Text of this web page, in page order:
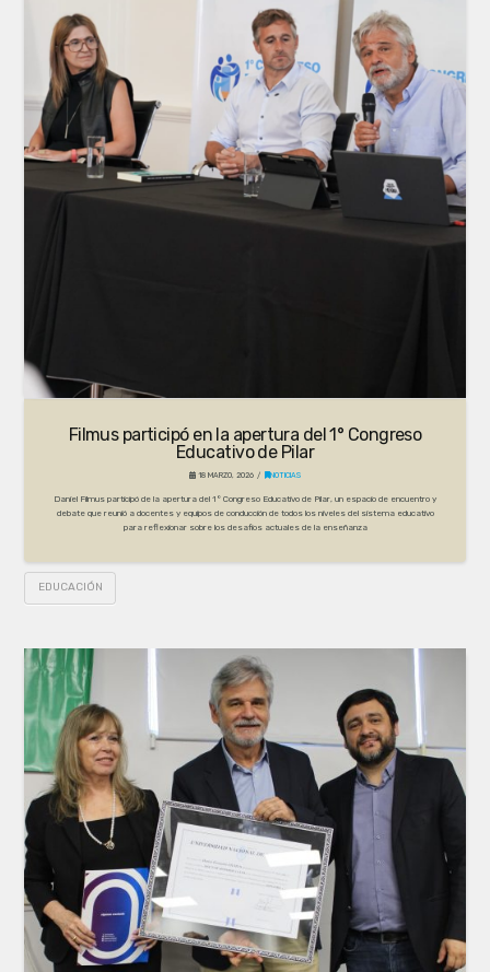
Filmus participó en la apertura del 1° Congreso
Educativo de Pilar
18 MARZO, 2026 NOTICIAS
Daniel Filmus participó de la apertura del 1° Congreso Educativo de Pilar, un espacio de encuentro y
debate que reunió a docentes y equipos de conducción de todos los niveles del sistema educativo
para reflexionar sobre los desafíos actuales de la enseñanza
EDUCACIÓN